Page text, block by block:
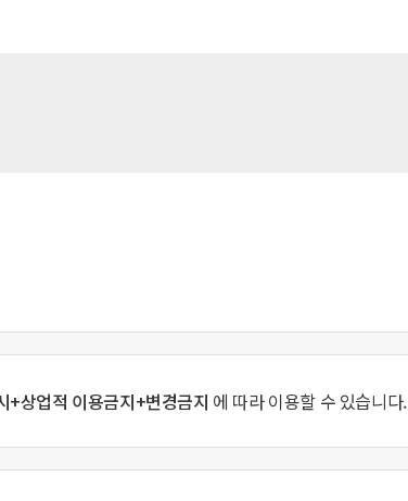
+상업적 이용금지+변경금지 에 따라 이용할 수 있습니다.